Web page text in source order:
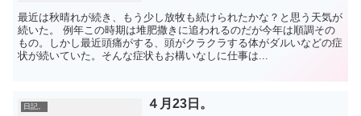
最近は秋晴れが続き、もう少し放牧も続けられたかな？と思う天気が
続いた。 例年この時期は堆肥撒きに追われるのだが今年は順調その
もの。しかし最近頭痛がする、頭がクラクラする体がダルいなどの症
状が続いていた。そんな症状もお構いなしに仕事は...
日記。 ４月23日。